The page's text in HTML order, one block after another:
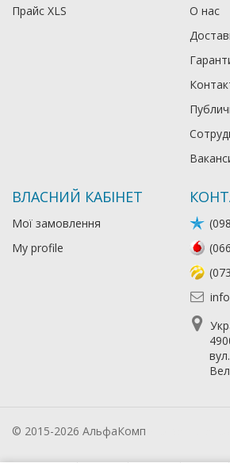
Прайс XLS
О нас
ВЛАСНИЙ КАБІНЕТ
Мої замовлення
My profile
© 2015-2026 АльфаКомп